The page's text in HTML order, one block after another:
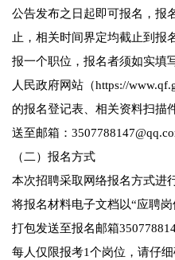
公告发布之日起即可报名，报
止，相关时间界定均截止到报
报一个职位，报名者须如实填
人民政府网站（https://
的报名登记表、相关资料扫描
送至邮箱：
（二）报名方式
本次招聘采取网络报名方式进
将报名材料电子文档以“应聘
打包发送至报名邮箱
每人仅限报考1个岗位，请仔